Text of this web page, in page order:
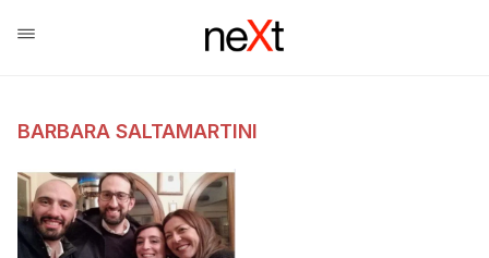
BARBARA SALTAMARTINI